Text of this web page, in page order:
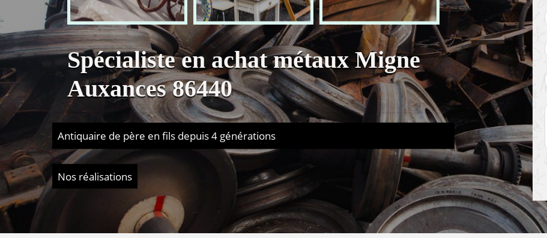
Spécialiste en achat métaux Migne
Auxances 86440
Antiquaire de père en fils depuis 4 générations
Nos réalisations